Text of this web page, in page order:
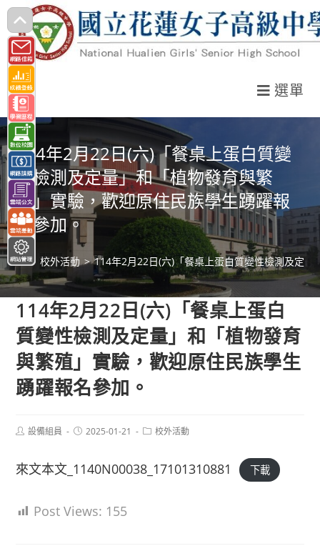
跳
轉
至
主
要
內
容
選單
114年2月22日(六)「餐桌上蛋白質變
性檢測及定量」和「植物發育與繁
殖」實驗，歡迎原住民族學生踴躍報
名參加。
> 校外活動 > 114年2月22日(六)「餐桌上蛋白質變性檢測及定
114年2月22日(六)「餐桌上蛋白
質變性檢測及定量」和「植物發育
與繁殖」實驗，歡迎原住民族學生
踴躍報名參加。
Post設備組員
Post2025-01-21
Post校外活動
來文本文_1140N00038_17101310881 下載
Post Views: 155